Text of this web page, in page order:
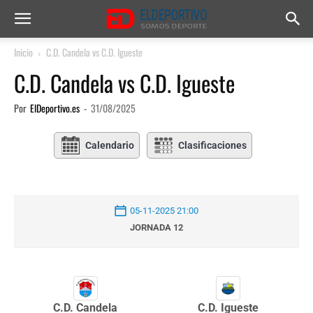
Inicio C.D. Candela vs C.D. Igueste
C.D. Candela vs C.D. Igueste
Por ElDeportivo.es - 31/08/2025
Calendario Clasificaciones
05-11-2025 21:00
JORNADA 12
C.D. Candela C.D. Igueste